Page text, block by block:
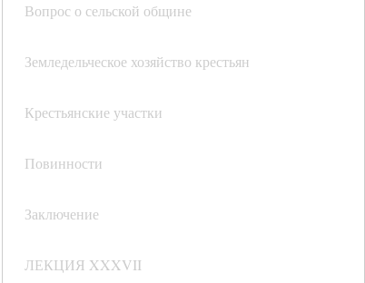
Вопрос о сельской общине
Земледельческое хозяйство крестьян
Крестьянские участки
Повинности
Заключение
ЛЕКЦИЯ XXXVII